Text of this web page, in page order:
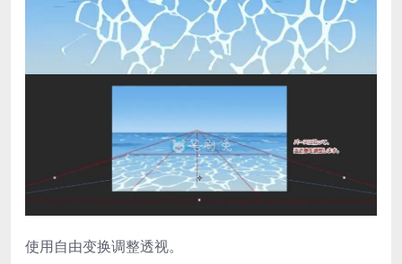
使用自由变换调整透视。